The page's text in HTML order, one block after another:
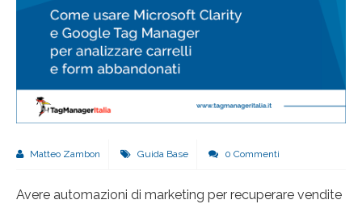
Matteo Zambon Guida Base 0 Commenti
Avere automazioni di marketing per recuperare vendite